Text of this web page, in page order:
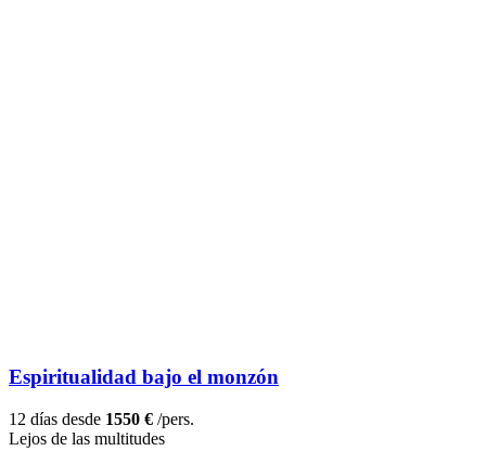
Espiritualidad bajo el monzón
12 días desde 1550 € /pers.
Lejos de las multitudes